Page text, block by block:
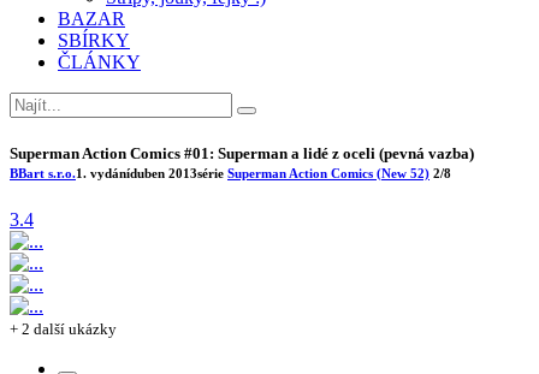
BAZAR
SBÍRKY
ČLÁNKY
Superman Action Comics #01: Superman a lidé z oceli (pevná vazba)
BBart s.r.o.1. vydáníduben 2013série Superman Action Comics (New 52) 2/8
3.4
+ 2 další ukázky